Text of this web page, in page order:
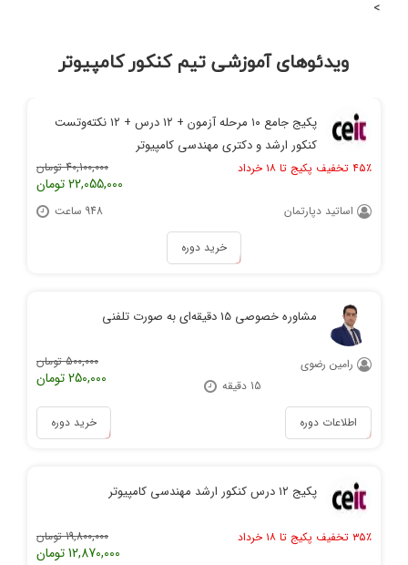
>
ویدئوهای آموزشی تیم کنکور کامپیوتر
پکیج جامع ۱۰ مرحله آزمون + ۱۲ درس + ۱۲ نکته‌و‌تست
کنکور ارشد و دکتری مهندسی کامپیوتر
۴۵٪ تخفیف پکیج تا ۱۸ خرداد 40,100,000 تومان
22,055,000 تومان
اساتید دپارتمان 948 ساعت
خرید دوره
مشاوره خصوصی 15 دقیقه‌ای به صورت تلفنی
500,000 تومان
250,000 تومان
رامین رضوی
15 دقیقه
اطلاعات دوره خرید دوره
پکیج ۱۲ درس کنکور ارشد مهندسی کامپیوتر
۳۵٪ تخفیف پکیج تا ۱۸ خرداد 19,800,000 تومان
12,870,000 تومان